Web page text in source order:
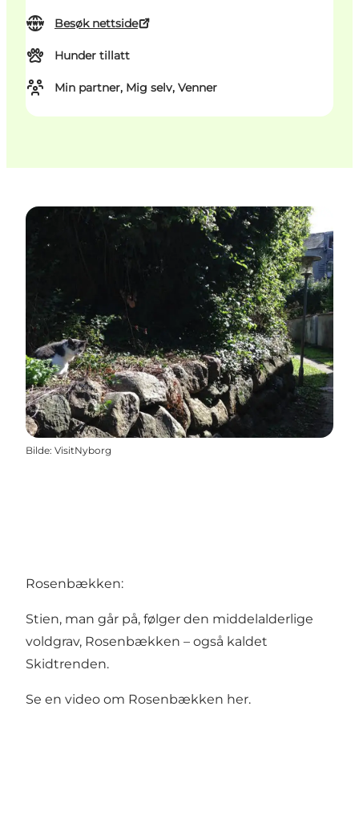
Besøk nettside
Hunder tillatt
Min partner, Mig selv, Venner
Bilde: VisitNyborg
Rosenbækken:
Stien, man går på, følger den middelalderlige
voldgrav, Rosenbækken – også kaldet
Skidtrenden.
Se en video om Rosenbækken her.